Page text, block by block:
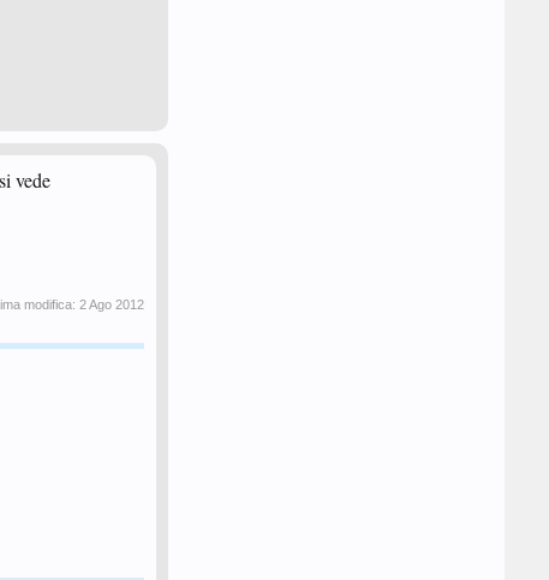
vede
modifica: 2 Ago 2012